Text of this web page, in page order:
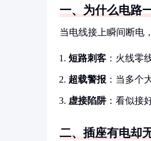
一、为什么电路
当电线接上瞬间断电
短路刺客 ：火线零
超载警报 ：当多个
虚接陷阱：看似接
二、插座有电却